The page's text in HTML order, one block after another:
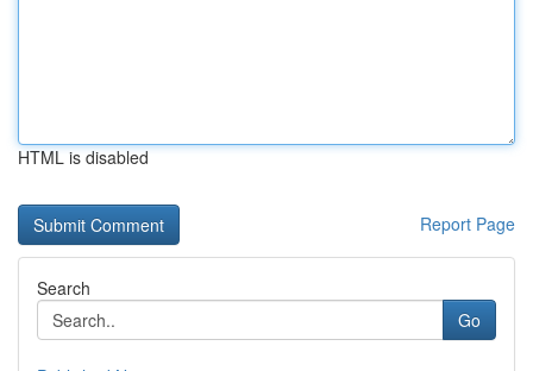
HTML is disabled
Report Page
Search
Go